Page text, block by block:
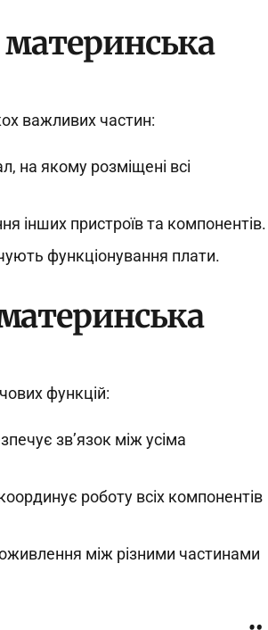
материнська
важливих частин:
на якому розміщені всі
інших пристроїв та компонентів.
функціонування плати.
функцій:
зв’язок між усіма
роботу всіх компонентів
між різними частинами